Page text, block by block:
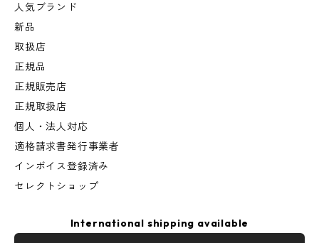
人気ブランド
新品
取扱店
正規品
正規販売店
正規取扱店
個人・法人対応
適格請求書発行事業者
インボイス登録済み
セレクトショップ
International shipping available